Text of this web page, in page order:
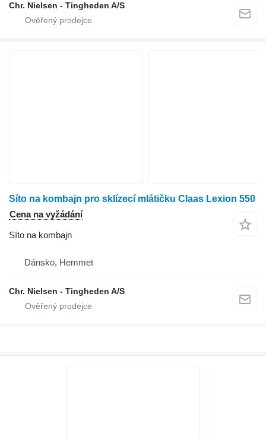
Chr. Nielsen - Tingheden A/S
Síto na kombajn pro sklízecí mlátičku Claas Lexion 550
Cena na vyžádání
Síto na kombajn
Dánsko, Hemmet
Chr. Nielsen - Tingheden A/S